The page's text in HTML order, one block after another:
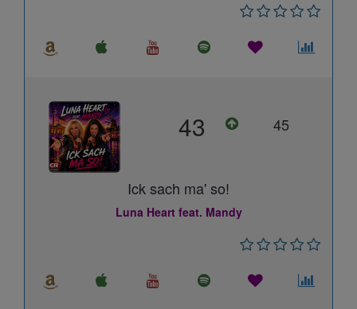
43 45
Ick sach ma' so!
Luna Heart feat. Mandy